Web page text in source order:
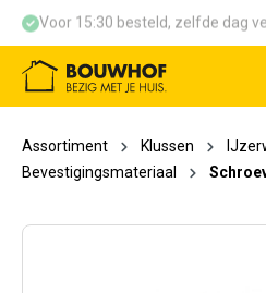
Voor 15:30 besteld, zelfde dag
Assortiment Klussen
Bevestigingsmateriaal